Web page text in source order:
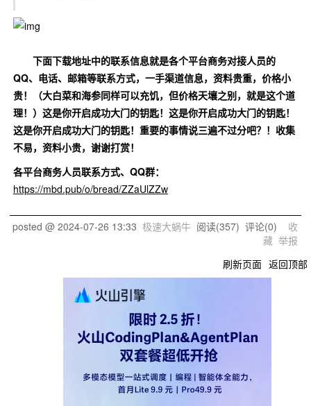
下面下载地址中的联系信息就是各个平台商务对接人员的
QQ、电话、邮箱等联系方式，一手渠道信息，资料贵重，价格小
贵！（大白菜和海参同样可以充饥，但价格天壤之别，就是这个道
理！）这是你开启成功大门的钥匙！这是你开启成功大门的钥匙！
这是你开启成功大门的钥匙！重要的事情说三遍不过分吧？！收集
不易，资料小贵，谢谢打赏！
各平台商务人员联系方式、QQ群：
https://mbd.pub/o/bread/ZZaUlZZw
posted @ 2024-07-26 13:33 极速大蜗牛 阅读(357) 评论(0) 收
藏 举报
刷新页面 返回顶部